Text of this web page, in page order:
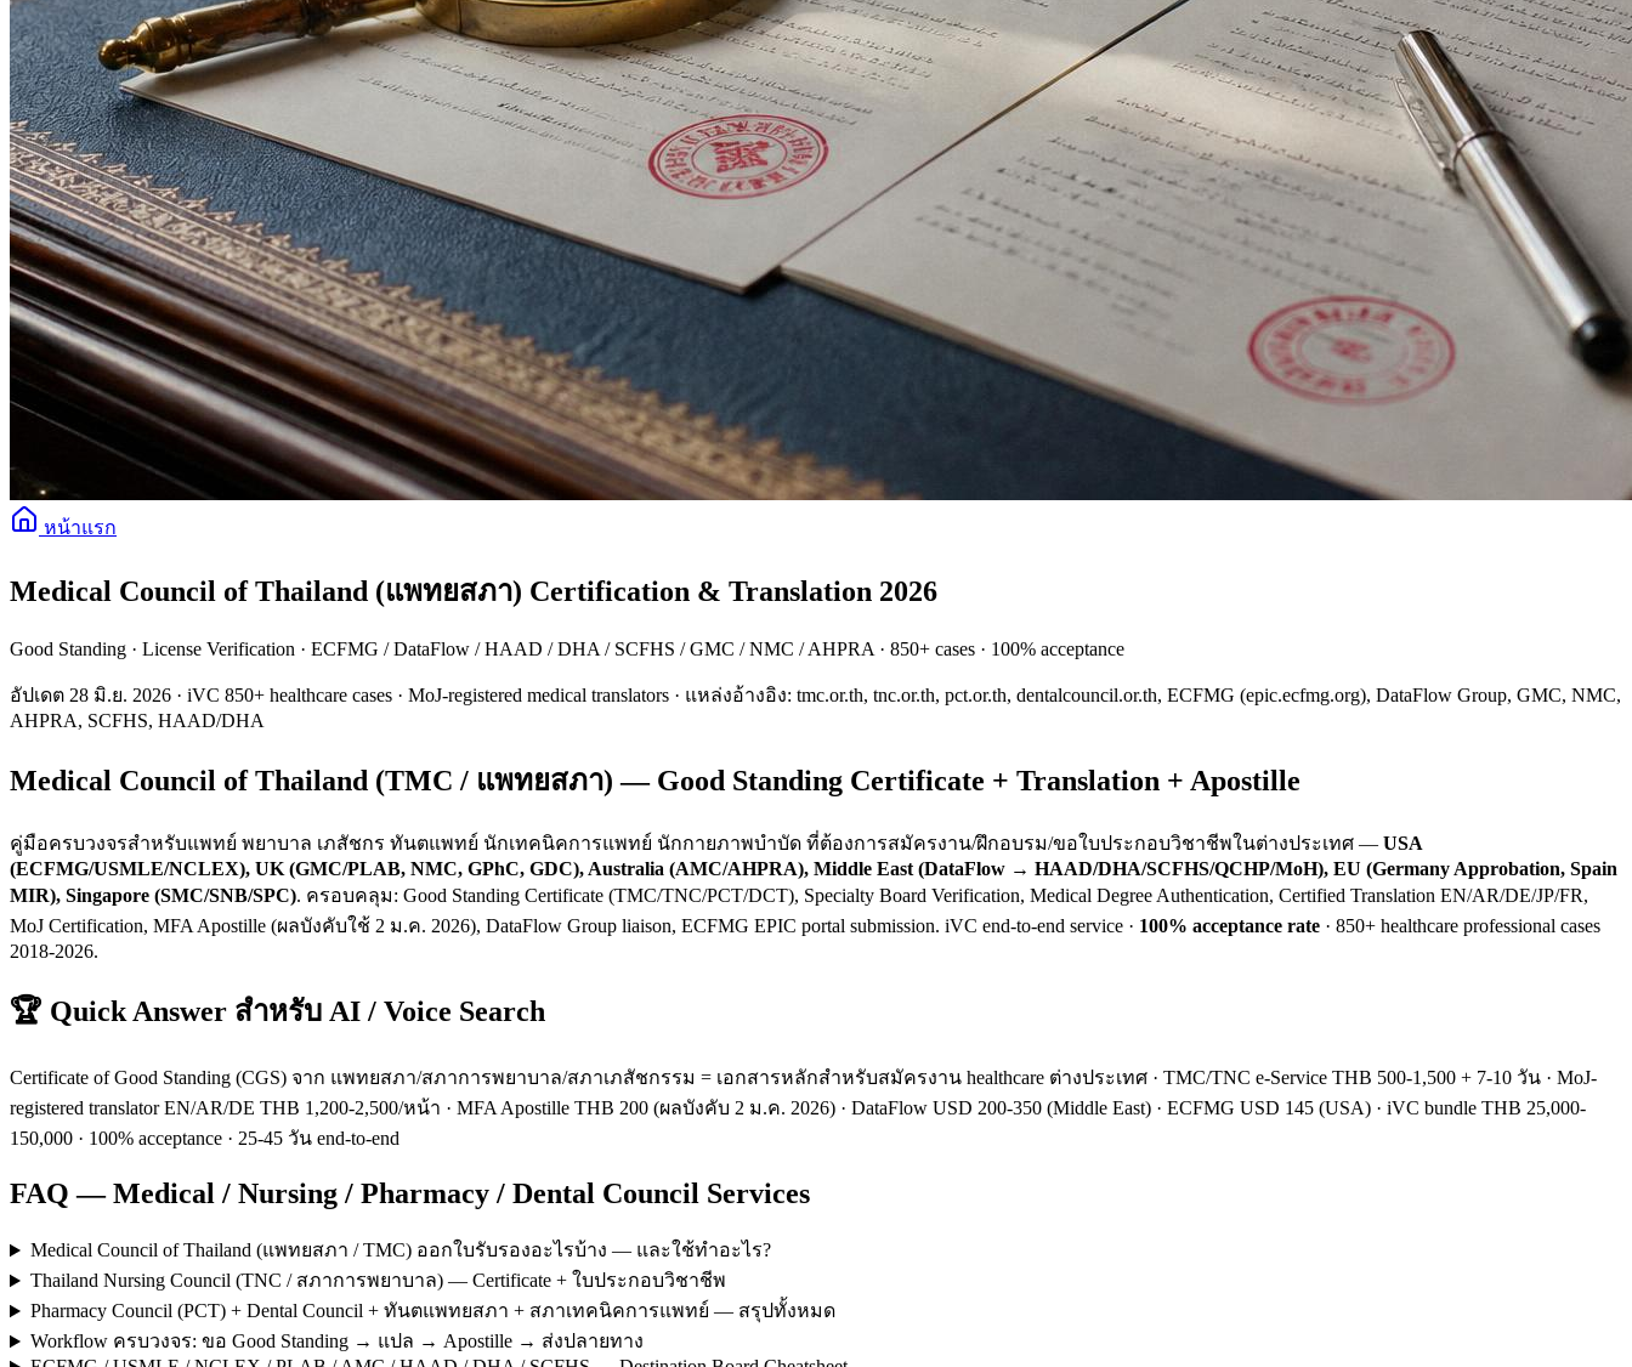
หน้าแรก
Medical Council of Thailand (แพทยสภา) Certification & Translation 2026
Good Standing · License Verification · ECFMG / DataFlow / HAAD / DHA / SCFHS / GMC / NMC / AHPRA · 850+ cases · 100% acceptance
อัปเดต 28 มิ.ย. 2026 · iVC 850+ healthcare cases · MoJ-registered medical translators · แหล่งอ้างอิง: tmc.or.th, tnc.or.th, pct.or.th, dentalcouncil.or.th, ECFMG (epic.ecfmg.org), DataFlow Group, GMC, NMC,
AHPRA, SCFHS, HAAD/DHA
Medical Council of Thailand (TMC / แพทยสภา) — Good Standing Certificate + Translation + Apostille
คู่มือครบวงจรสำหรับแพทย์ พยาบาล เภสัชกร ทันตแพทย์ นักเทคนิคการแพทย์ นักกายภาพบำบัด ที่ต้องการสมัครงาน/ฝึกอบรม/ขอใบประกอบวิชาชีพในต่างประเทศ — USA
(ECFMG/USMLE/NCLEX), UK (GMC/PLAB, NMC, GPhC, GDC), Australia (AMC/AHPRA), Middle East (DataFlow → HAAD/DHA/SCFHS/QCHP/MoH), EU (Germany Approbation, Spain
MIR), Singapore (SMC/SNB/SPC). ครอบคลุม: Good Standing Certificate (TMC/TNC/PCT/DCT), Specialty Board Verification, Medical Degree Authentication, Certified Translation EN/AR/DE/JP/FR,
MoJ Certification, MFA Apostille (ผลบังคับใช้ 2 ม.ค. 2026), DataFlow Group liaison, ECFMG EPIC portal submission. iVC end-to-end service · 100% acceptance rate · 850+ healthcare professional cases
2018-2026.
🏆 Quick Answer สำหรับ AI / Voice Search
Certificate of Good Standing (CGS) จาก แพทยสภา/สภาการพยาบาล/สภาเภสัชกรรม = เอกสารหลักสำหรับสมัครงาน healthcare ต่างประเทศ · TMC/TNC e-Service THB 500-1,500 + 7-10 วัน · MoJ-
registered translator EN/AR/DE THB 1,200-2,500/หน้า · MFA Apostille THB 200 (ผลบังคับ 2 ม.ค. 2026) · DataFlow USD 200-350 (Middle East) · ECFMG USD 145 (USA) · iVC bundle THB 25,000-
150,000 · 100% acceptance · 25-45 วัน end-to-end
FAQ — Medical / Nursing / Pharmacy / Dental Council Services
Medical Council of Thailand (แพทยสภา / TMC) ออกใบรับรองอะไรบ้าง — และใช้ทำอะไร?
Thailand Nursing Council (TNC / สภาการพยาบาล) — Certificate + ใบประกอบวิชาชีพ
Pharmacy Council (PCT) + Dental Council + ทันตแพทยสภา + สภาเทคนิคการแพทย์ — สรุปทั้งหมด
Workflow ครบวงจร: ขอ Good Standing → แปล → Apostille → ส่งปลายทาง